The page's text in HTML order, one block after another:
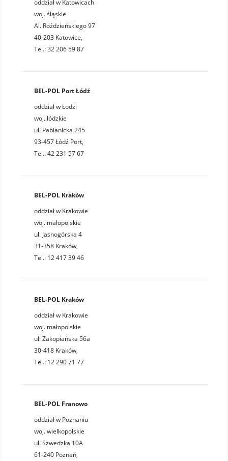
oddział w Katowicach
woj. śląskie
Al. Roździeńskiego 97
40-203 Katowice,
Tel.: 32 206 59 87
BEL-POL Port Łódź
oddział w Łodzi
woj. łódzkie
ul. Pabianicka 245
93-457 Łódź Port,
Tel.: 42 231 57 67
BEL-POL Kraków
oddział w Krakowie
woj. małopolskie
ul. Jasnogórska 4
31-358 Kraków,
Tel.: 12 417 39 46
BEL-POL Kraków
oddział w Krakowie
woj. małopolskie
ul. Zakopiańska 56a
30-418 Kraków,
Tel.: 12 290 71 77
BEL-POL Franowo
oddział w Poznaniu
woj. wielkopolskie
ul. Szwedzka 10A
61-240 Poznań,